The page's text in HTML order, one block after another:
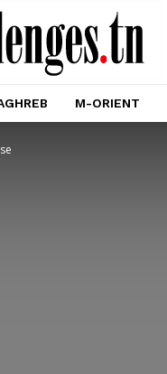
M-ORIENT